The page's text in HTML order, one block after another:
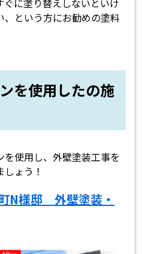
という方にお勧めの塗料
を使用したの施
使用し、外壁塗装工事を
ょう！
N様邸 外壁塗装・